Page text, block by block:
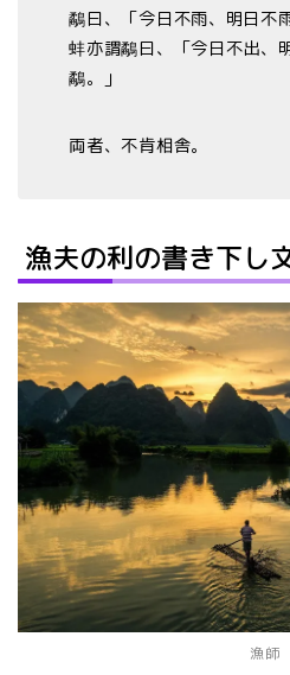
鷸曰、「今日不雨、明日不
蚌亦謂鷸曰、「今日不出、
鷸。」
両者、不肯相舎。
漁夫の利の書き下し
漁師